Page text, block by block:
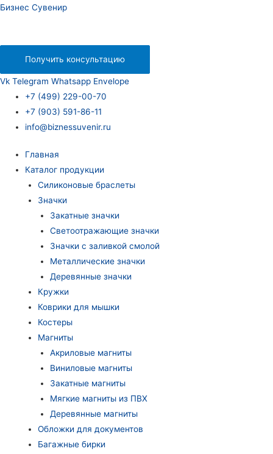
Бизнес Сувенир
Получить консультацию
Vk Telegram Whatsapp Envelope
+7 (499) 229-00-70
+7 (903) 591-86-11
info@biznessuvenir.ru
Главная
Каталог продукции
Силиконовые браслеты
Значки
Закатные значки
Светоотражающие значки
Значки с заливкой смолой
Металлические значки
Деревянные значки
Кружки
Коврики для мышки
Костеры
Магниты
Акриловые магниты
Виниловые магниты
Закатные магниты
Мягкие магниты из ПВХ
Деревянные магниты
Обложки для документов
Багажные бирки